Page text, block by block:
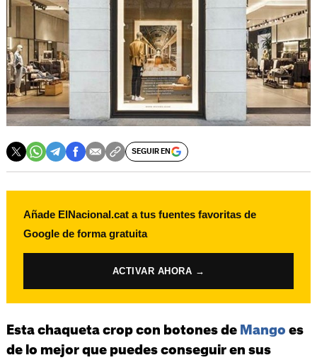
SEGUIR EN
Añade ElNacional.cat a tus fuentes favoritas de
Google de forma gratuita
ACTIVAR AHORA →
Esta chaqueta crop con botones de Mango es
de lo mejor que puedes conseguir en sus